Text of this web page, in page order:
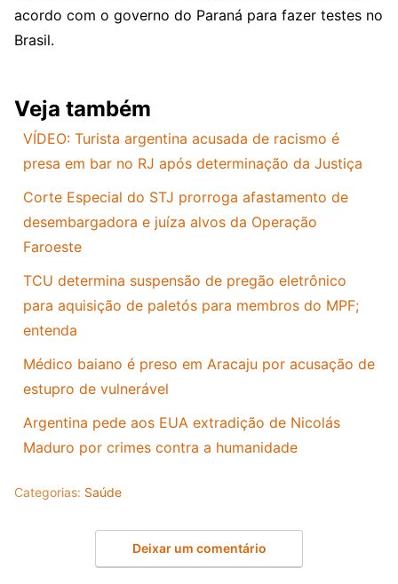
acordo com o governo do Paraná para fazer testes no
Brasil.
Veja também
VÍDEO: Turista argentina acusada de racismo é
presa em bar no RJ após determinação da Justiça
Corte Especial do STJ prorroga afastamento de
desembargadora e juíza alvos da Operação
Faroeste
TCU determina suspensão de pregão eletrônico
para aquisição de paletós para membros do MPF;
entenda
Médico baiano é preso em Aracaju por acusação de
estupro de vulnerável
Argentina pede aos EUA extradição de Nicolás
Maduro por crimes contra a humanidade
Categorias: Saúde
Deixar um comentário